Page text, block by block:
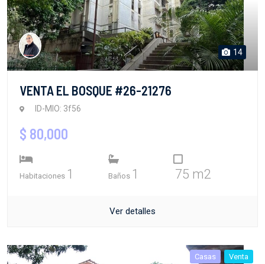
14
VENTA EL BOSQUE #26-21276
ID-MIO: 3f56
$ 80,000
Habitaciones 1 Baños 1 75 m2
Ver detalles
Casas Venta